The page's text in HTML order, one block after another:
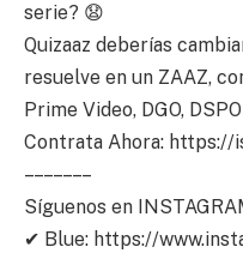
serie? 😧​
Quizaaz deberías
resuelve en un ZAAZ,
Prime Video, DGO,
Contrata Ahora: https://
– – – – – – –
Síguenos en
✔ Blue: https://